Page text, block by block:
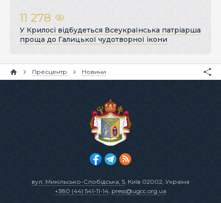
11 278
У Крилосі відбудеться Всеукраїнська патріарша
проща до Галицької чудотворної ікони
Пресцентр Новини
вул. Микільсько-Слобідська, 5, Київ 02002, Україна
+380 (44) 541-11-14, press@ugcc.org.ua